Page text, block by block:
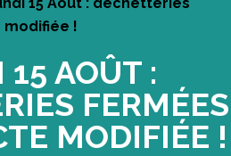
!
15 AOÛT :
FERMÉES
MODIFIÉE !